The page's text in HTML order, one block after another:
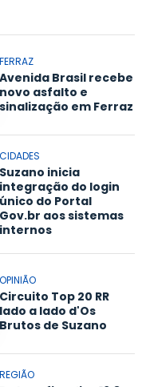
FERRAZ
Avenida Brasil recebe
novo asfalto e
sinalização em Ferraz
CIDADES
Suzano inicia
integração do login
único do Portal
Gov.br aos sistemas
internos
OPINIÃO
Circuito Top 20 RR
lado a lado d'Os
Brutos de Suzano
REGIÃO